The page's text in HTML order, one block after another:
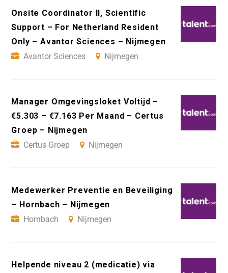
Onsite Coordinator II, Scientific
Support – For Netherland Resident
Only – Avantor Sciences – Nijmegen
Avantor Sciences
Nijmegen
Manager Omgevingsloket Voltijd –
€5.303 – €7.163 Per Maand – Certus
Groep – Nijmegen
Certus Groep
Nijmegen
Medewerker Preventie en Beveiliging
– Hornbach – Nijmegen
Hornbach
Nijmegen
Helpende niveau 2 (medicatie) via